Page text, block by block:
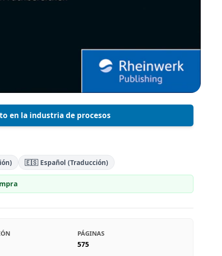
en la industria de procesos
🇪🇸 Español (Traducción)
PÁGINAS
575